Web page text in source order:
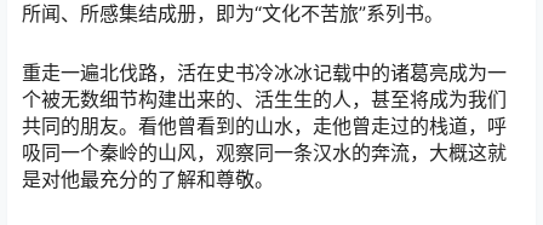
所闻、所感集结成册，即为“文化不苦旅”系列书。
重走一遍北伐路，活在史书冷冰冰记载中的诸葛亮成为一
个被无数细节构建出来的、活生生的人，甚至将成为我们
共同的朋友。看他曾看到的山水，走他曾走过的栈道，呼
吸同一个秦岭的山风，观察同一条汉水的奔流，大概这就
是对他最充分的了解和尊敬。